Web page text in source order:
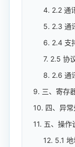
4. 2.2 通
5. 2.3 通
6. 2.4 支
7. 2.5 协
8. 2.6 通
9. 三、寄存
10. 四、异常
11. 五、操作
12. 5.1